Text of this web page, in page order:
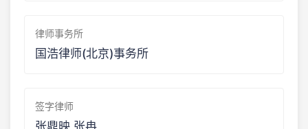
律师事务所
国浩律师(北京)事务所
签字律师
张鼎映,张冉